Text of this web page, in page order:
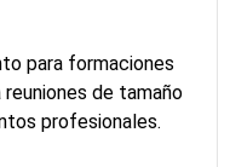
para formaciones
de tamaño
profesionales.